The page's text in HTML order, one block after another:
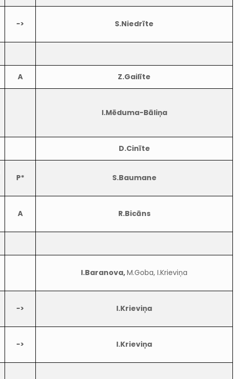
-> S.Niedrīte
A Z.Gailīte
I.Mēduma-Bāliņa
D.Cinīte
P* S.Baumane
A R.Bicāns
I.Baranova,M.Goba, I.Krieviņa
-> I.Krieviņa
-> I.Krieviņa